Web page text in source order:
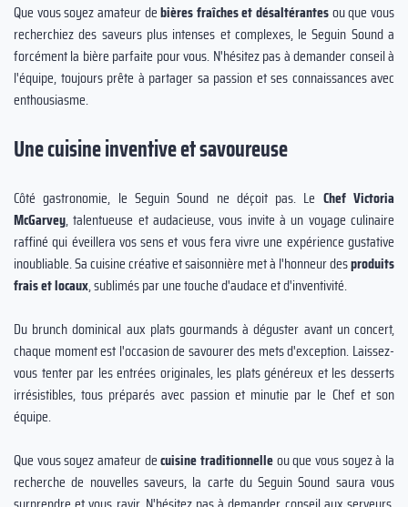
Que vous soyez amateur debières fraîches et désaltérantesou que vous
recherchiez des saveurs plus intenses et complexes, le Seguin Sound a
forcément la bière parfaite pour vous. N'hésitez pas à demander conseil à
l'équipe, toujours prête à partager sa passion et ses connaissances avec
enthousiasme.
Une cuisine inventive et savoureuse
Côté gastronomie, le Seguin Sound ne déçoit pas. Le Chef Victoria
McGarvey, talentueuse et audacieuse, vous invite à un voyage culinaire
raffiné qui éveillera vos sens et vous fera vivre une expérience gustative
inoubliable. Sa cuisine créative et saisonnière met à l'honneur desproduits
frais et locaux, sublimés par une touche d'audace et d'inventivité.
Du brunch dominical aux plats gourmands à déguster avant un concert,
chaque moment est l'occasion de savourer des mets d'exception. Laissez-
vous tenter par les entrées originales, les plats généreux et les desserts
irrésistibles, tous préparés avec passion et minutie par le Chef et son
équipe.
Que vous soyez amateur decuisine traditionnelleou que vous soyez à la
recherche de nouvelles saveurs, la carte du Seguin Sound saura vous